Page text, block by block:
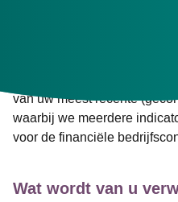
financiële informatie. De
van uw meest recente
waarbij we meerdere
voor de financiële
Wat wordt van u